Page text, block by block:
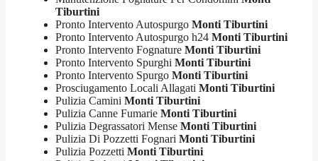
Tiburtini
Pronto Intervento Autospurgo Monti Tiburtini
Pronto Intervento Autospurgo h24 Monti Tiburtini
Pronto Intervento Fognature Monti Tiburtini
Pronto Intervento Spurghi Monti Tiburtini
Pronto Intervento Spurgo Monti Tiburtini
Prosciugamento Locali Allagati Monti Tiburtini
Pulizia Camini Monti Tiburtini
Pulizia Canne Fumarie Monti Tiburtini
Pulizia Degrassatori Mense Monti Tiburtini
Pulizia Di Pozzetti Fognari Monti Tiburtini
Pulizia Pozzetti Monti Tiburtini